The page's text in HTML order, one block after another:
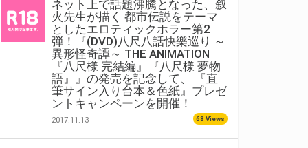
ネット上で話題沸騰となった、叙
火先生が描く 都市伝説をテーマ
としたエロティックホラー第2
弾！『(DVD)八尺八話快樂巡り ～
異形怪奇譚～ THE ANIMATION
『八尺様 完結編』『八尺様 夢物
語』』の発売を記念して、 『直
筆サイン入り台本＆色紙』プレゼ
ントキャンペーンを開催！
2017.11.13 68 Views